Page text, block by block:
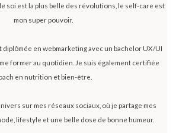
soi est la plus belle des révolutions, le self-care est
mon super pouvoir.
diplômée en webmarketing avec un bachelor UX/UI
former au quotidien. Je suis également certifiée
en nutrition et bien-être.
sur mes réseaux sociaux, où je partage mes
lifestyle et une belle dose de bonne humeur.